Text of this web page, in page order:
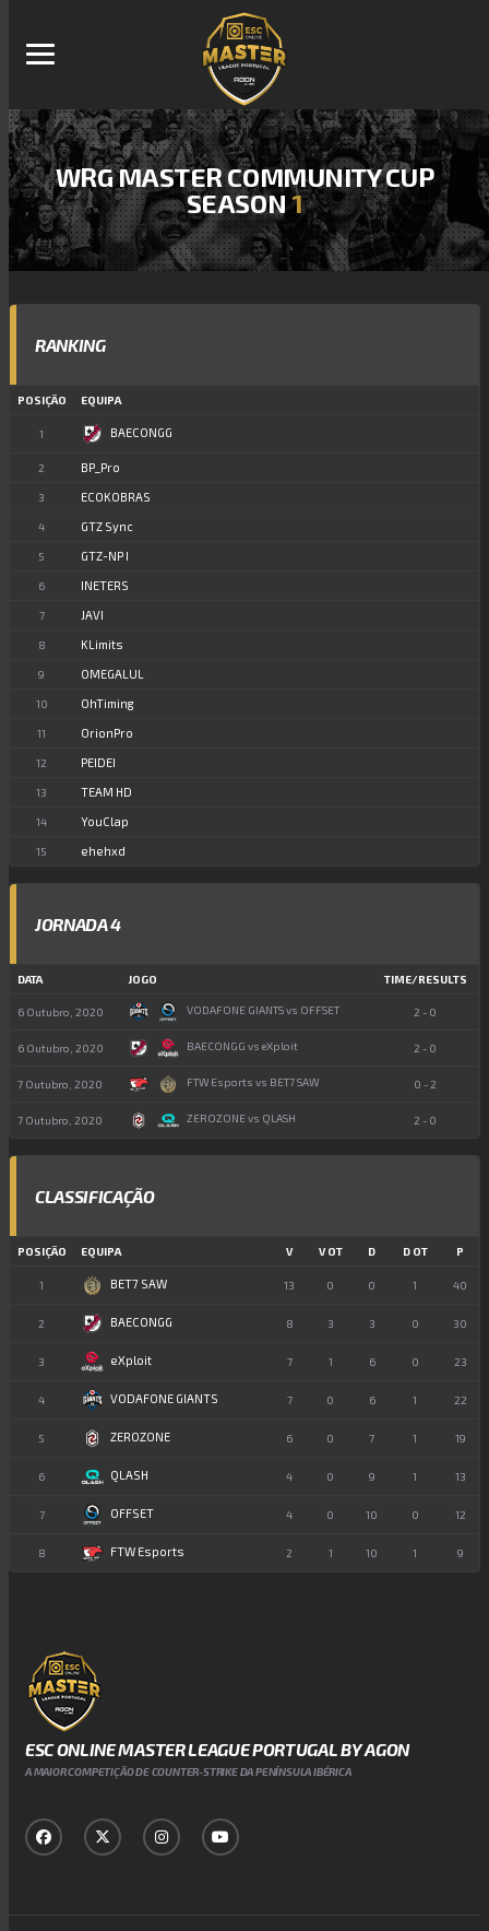
WRG MASTER COMMUNITY CUP
SEASON 1
RANKING
POSIÇÃO EQUIPA
1 BAECONGG
2 BP_Pro
3 ECOKOBRAS
4 GTZ Sync
5 GTZ-NP I
6 INETERS
7 JAVI
8 KLimits
9 OMEGALUL
10 OhTiming
11 OrionPro
12 PEIDEI
13 TEAM HD
14 YouClap
15 ehehxd
JORNADA 4
DATA JOGO TIME/RESULTS
6 Outubro, 2020 VODAFONE GIANTS vs OFFSET 2 - 0
6 Outubro, 2020 BAECONGG vs eXploit 2 - 0
7 Outubro, 2020 FTW Esports vs BET7 SAW 0 - 2
7 Outubro, 2020 ZEROZONE vs QLASH 2 - 0
CLASSIFICAÇÃO
POSIÇÃO EQUIPA V V OT D D OT P
1 BET7 SAW 13 0 0 1 40
2 BAECONGG 8 3 3 0 30
3 eXploit 7 1 6 0 23
4 VODAFONE GIANTS 7 0 6 1 22
5 ZEROZONE 6 0 7 1 19
6 QLASH 4 0 9 1 13
7 OFFSET 4 0 10 0 12
8 FTW Esports 2 1 10 1 9
ESC ONLINE MASTER LEAGUE PORTUGAL BY AGON
A MAIOR COMPETIÇÃO DE COUNTER-STRIKE DA PENÍNSULA IBÉRICA